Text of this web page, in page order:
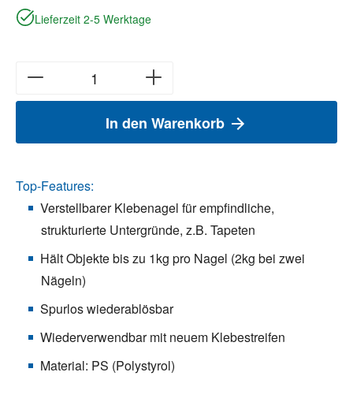
Lieferzeit 2-5 Werktage
In den Warenkorb
Top-Features:
Verstellbarer Klebenagel für empfindliche,
strukturierte Untergründe, z.B. Tapeten
Hält Objekte bis zu 1kg pro Nagel (2kg bei zwei
Nägeln)
Spurlos wiederablösbar
Wiederverwendbar mit neuem Klebestreifen
Material: PS (Polystyrol)